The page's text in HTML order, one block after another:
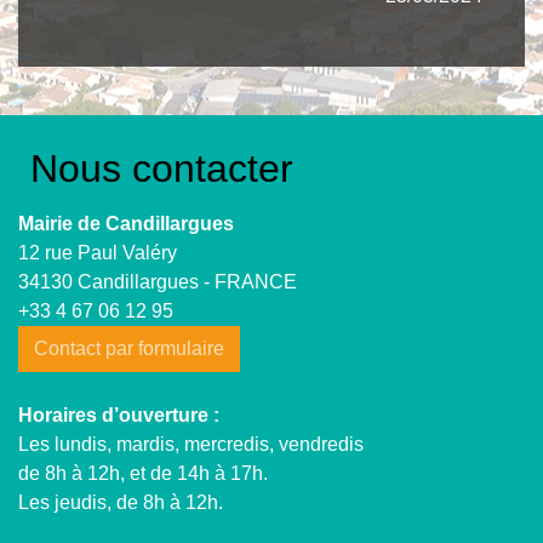
Nous contacter
Mairie de Candillargues
12 rue Paul Valéry
34130 Candillargues - FRANCE
+33 4 67 06 12 95
Contact par formulaire
Horaires d’ouverture :
Les lundis, mardis, mercredis, vendredis
de 8h à 12h, et de 14h à 17h.
Les jeudis, de 8h à 12h.